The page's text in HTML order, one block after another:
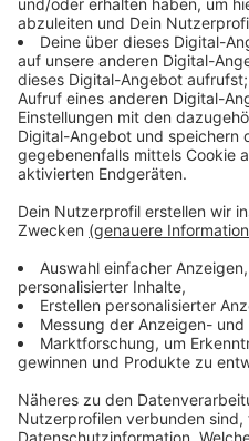
sich der Verlust ihres
Die Fotografie hält
auszubeuten. Sie
empathisch ist, nicht
eingefasst vom
Gerichtssaals und den
Hintergrund – Symbole
hier in einem scharfen
im Vordergrund stehen.
leisten kann: Sie
Bedeutung eines
gleichzeitig die
dahintersteht.
Anzeige